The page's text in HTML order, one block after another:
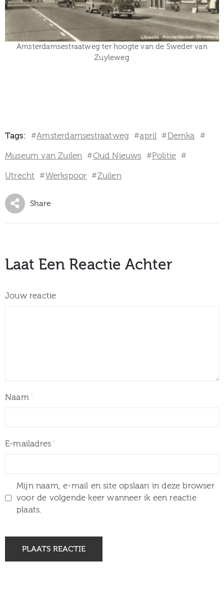
Amsterdamsestraatweg ter hoogte van de Sweder van
Zuyleweg
Tags: #Amsterdamsestraatweg #april #Demka #
Museum van Zuilen #Oud Nieuws #Politie #
Utrecht #Werkspoor #Zuilen
Share
Laat Een Reactie Achter
Jouw reactie
Naam
E-mailadres
Mijn naam, e-mail en site opslaan in deze browser
voor de volgende keer wanneer ik een reactie
plaats.